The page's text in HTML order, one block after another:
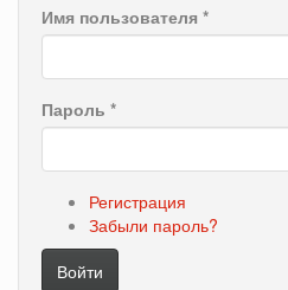
Имя пользователя *
Пароль *
Регистрация
Забыли пароль?
Войти